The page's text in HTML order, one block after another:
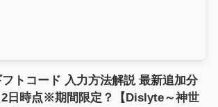
フトコード 入力方法解説 最新追加分
2日時点※期間限定？【Dislyte～神世